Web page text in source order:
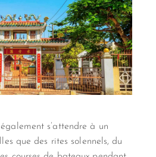
s’attendre à un
que des rites solennels, du